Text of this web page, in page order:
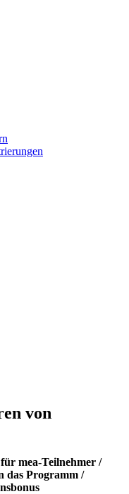
von
mea-Teilnehmer /
das Programm /